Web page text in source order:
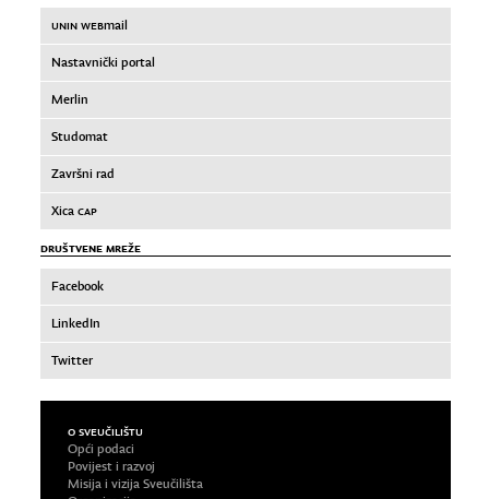
UNIN WEBmail
Nastavnički portal
Merlin
Studomat
Završni rad
Xica CAP
DRUŠTVENE MREŽE
Facebook
LinkedIn
Twitter
O SVEUČILIŠTU
Opći podaci
Povijest i razvoj
Misija i vizija Sveučilišta